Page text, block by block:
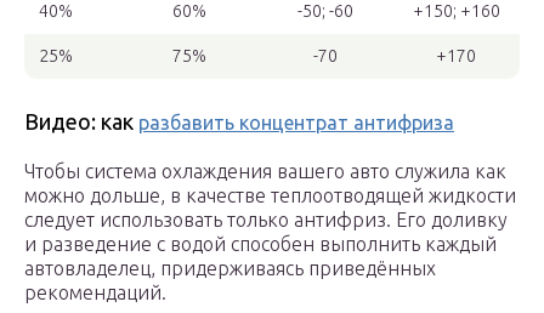
40% 60% -50; -60 +150; +160
25% 75% -70 +170
Видео: как разбавить концентрат антифриза
Чтобы система охлаждения вашего авто служила как
можно дольше, в качестве теплоотводящей жидкости
следует использовать только антифриз. Его доливку
и разведение с водой способен выполнить каждый
автовладелец, придерживаясь приведённых
рекомендаций.